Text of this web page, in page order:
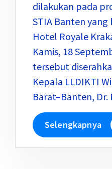
dilakukan pada
STIA Banten
Hotel Royale
Kamis, 18
tersebut
Kepala LLDIKTI
Barat–Banten, Dr.
Selengkapnya